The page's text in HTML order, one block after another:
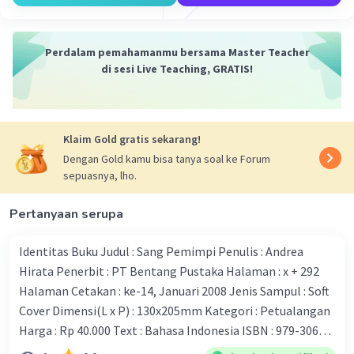
Iklan
13 Mei 2024 08:57
jawaban nya B. bu romlah membayar uang spp anknya
Beri Rating
Perdalam pemahamanmu bersama Master Teacher
di sesi Live Teaching, GRATIS!
Klaim Gold gratis sekarang!
Dengan Gold kamu bisa tanya soal ke Forum
sepuasnya, lho.
Pertanyaan serupa
Identitas Buku Judul : Sang Pemimpi Penulis : Andrea
Hirata Penerbit : PT Bentang Pustaka Halaman : x + 292
Halaman Cetakan : ke-14, Januari 2008 Jenis Sampul : Soft
Cover Dimensi(L x P) : 130x205mm Kategori : Petualangan
Harga : Rp 40.000 Text : Bahasa Indonesia ISBN : 979-3062-
92-4 Keterangan novel: Andrea Hirata, lahir di Belitong.